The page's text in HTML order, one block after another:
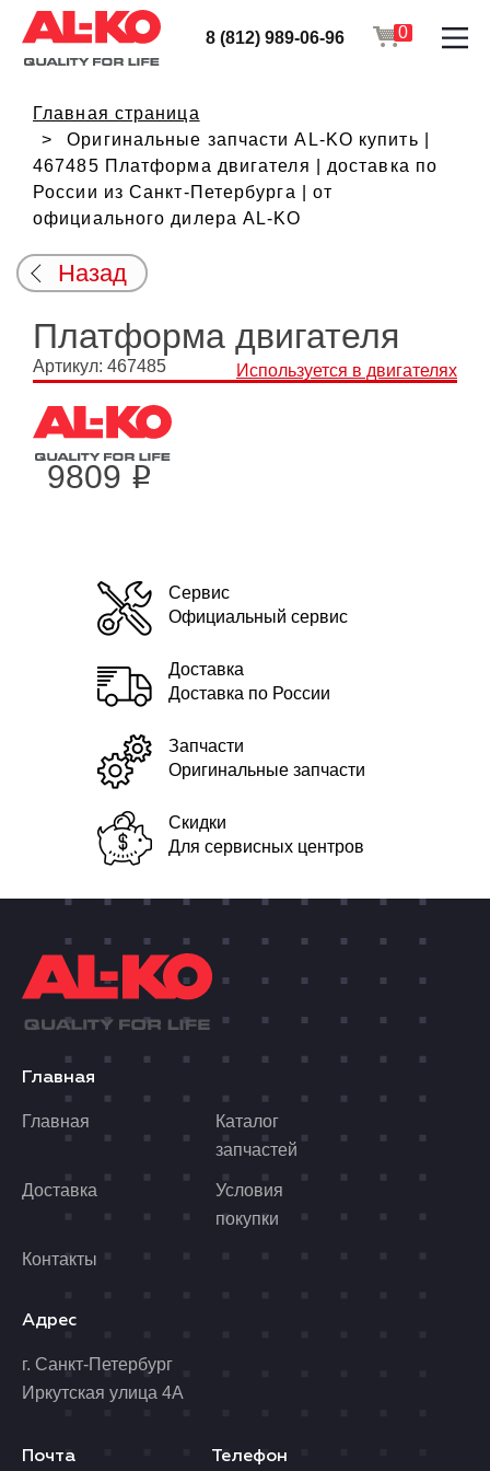
8 (812) 989-06-96 0
Главная страница
Оригинальные запчасти AL-KO купить |
467485 Платформа двигателя | доставка по
России из Санкт-Петербурга | от
официального дилера AL-KO
Назад
Платформа двигателя
Артикул: 467485 Используется в двигателях
9809 i
Сервис
Официальный сервис
Доставка
Доставка по России
Запчасти
Оригинальные запчасти
Скидки
Для сервисных центров
Главная
Главная
Каталог
запчастей
Доставка
Условия
покупки
Контакты
Адрес
г. Санкт-Петербург
Иркутская улица 4А
Почта Телефон